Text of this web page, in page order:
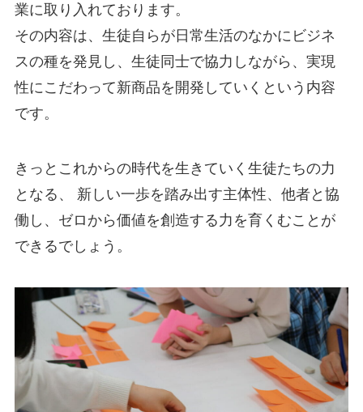
業に取り入れております。
その内容は、生徒自らが日常生活のなかにビジネ
スの種を発見し、生徒同士で協力しながら、実現
性にこだわって新商品を開発していくという内容
です。
きっとこれからの時代を生きていく生徒たちの力
となる、 新しい一歩を踏み出す主体性、他者と協
働し、ゼロから価値を創造する力を育くむことが
できるでしょう。